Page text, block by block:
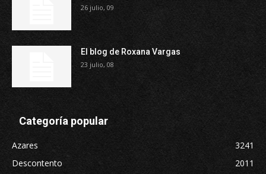
26 julio, 09
El blog de Roxana Vargas
23 julio, 08
Categoría popular
Azares
3241
Descontento
2011